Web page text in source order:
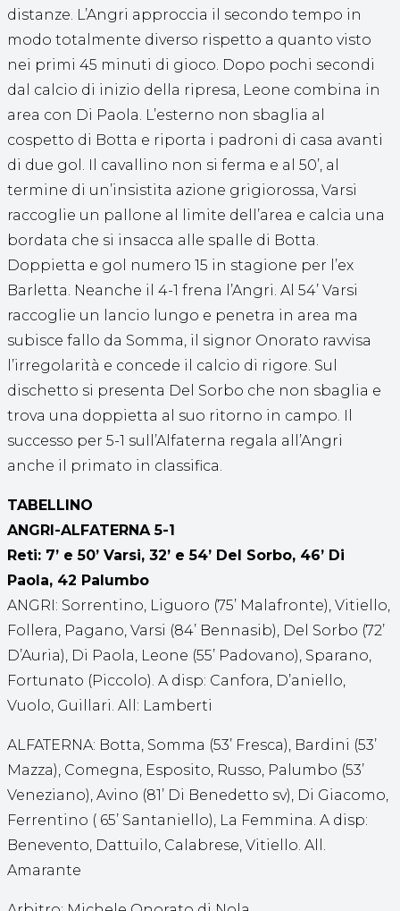
distanze. L’Angri approccia il secondo tempo in
modo totalmente diverso rispetto a quanto visto
nei primi 45 minuti di gioco. Dopo pochi secondi
dal calcio di inizio della ripresa, Leone combina in
area con Di Paola. L’esterno non sbaglia al
cospetto di Botta e riporta i padroni di casa avanti
di due gol. Il cavallino non si ferma e al 50’, al
termine di un’insistita azione grigiorossa, Varsi
raccoglie un pallone al limite dell’area e calcia una
bordata che si insacca alle spalle di Botta.
Doppietta e gol numero 15 in stagione per l’ex
Barletta. Neanche il 4-1 frena l’Angri. Al 54’ Varsi
raccoglie un lancio lungo e penetra in area ma
subisce fallo da Somma, il signor Onorato ravvisa
l’irregolarità e concede il calcio di rigore. Sul
dischetto si presenta Del Sorbo che non sbaglia e
trova una doppietta al suo ritorno in campo. Il
successo per 5-1 sull’Alfaterna regala all’Angri
anche il primato in classifica.
TABELLINO
ANGRI-ALFATERNA 5-1
Reti: 7’ e 50’ Varsi, 32’ e 54’ Del Sorbo, 46’ Di
Paola, 42 Palumbo
ANGRI: Sorrentino, Liguoro (75’ Malafronte), Vitiello,
Follera, Pagano, Varsi (84’ Bennasib), Del Sorbo (72’
D’Auria), Di Paola, Leone (55’ Padovano), Sparano,
Fortunato (Piccolo). A disp: Canfora, D’aniello,
Vuolo, Guillari. All: Lamberti
ALFATERNA: Botta, Somma (53’ Fresca), Bardini (53’
Mazza), Comegna, Esposito, Russo, Palumbo (53’
Veneziano), Avino (81’ Di Benedetto sv), Di Giacomo,
Ferrentino ( 65’ Santaniello), La Femmina. A disp:
Benevento, Dattuilo, Calabrese, Vitiello. All.
Amarante